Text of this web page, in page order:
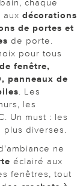
chaque
décorations
de portes et
de porte.
pour tous
fenêtre,
panneaux de
. Les
les
Un must : les
plus diverses.
ne
éclairé aux
fenêtres, tout